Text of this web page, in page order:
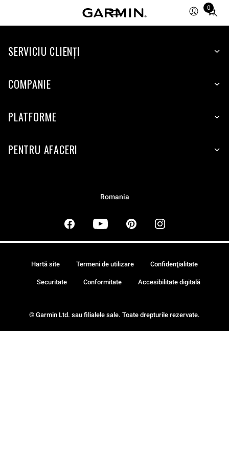
0
Total
items
cart:
SERVICIU CLIENŢI
COMPANIE
PLATFORME
PENTRU AFACERI
Romania
© Garmin Ltd. sau filialele sale. Toate drepturile rezervate.
Hartă site Termeni de utilizare Confidenţialitate
Securitate Conformitate Accesibilitate digitală